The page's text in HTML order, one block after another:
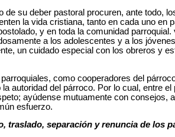
de su deber pastoral procuren, ante todo,
la vida cristiana, tanto en cada uno
y en toda la comunidad
a los adolescentes y a los
un cuidado especial con los obreros y
como cooperadores del
la autoridad del párroco. Por lo cual, entre
ayúdense mutuamente con consejos,
esfuerzo.
traslado, separación y renuncia de los